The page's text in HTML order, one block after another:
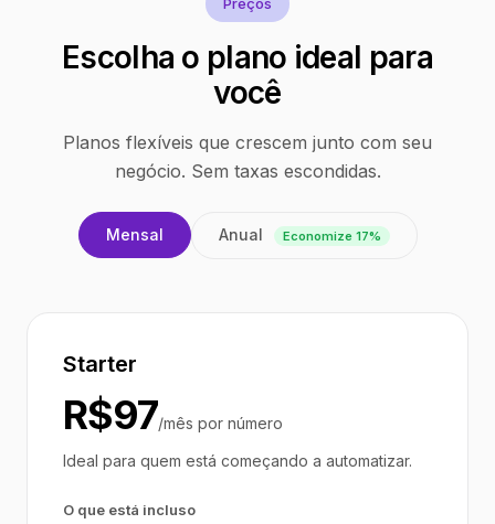
Escolha o plano ideal para
você
Planos flexíveis que crescem junto com seu
negócio. Sem taxas escondidas.
Mensal Anual Economize 17%
Starter
R$97/mês por número
Ideal para quem está começando a automatizar.
O que está incluso